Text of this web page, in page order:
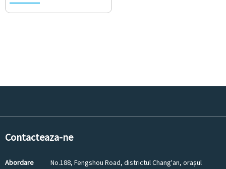
Contacteaza-ne
Abordare
No.188, Fengshou Road, districtul Chang'an, orașul